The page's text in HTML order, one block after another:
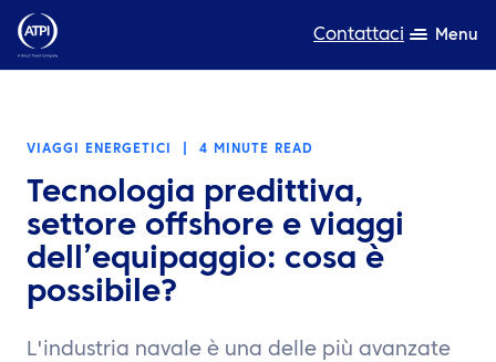
Contattaci Menu
Risorse
Chi siamo
VIAGGI ENERGETICI 4 MINUTE READ
Tecnologia predittiva,
settore offshore e viaggi
dell’equipaggio: cosa è
possibile?
L'industria navale è una delle più avanzate